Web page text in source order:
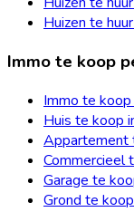
Huizen te
Immo te koop
Immo te
Huis te koop
Appartement
Commercieel
Garage te
Grond te